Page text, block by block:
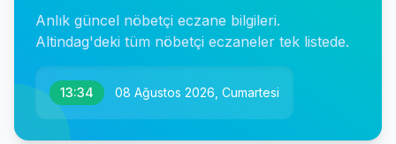
Anlık güncel nöbetçi eczane bilgileri.
Altindag'deki tüm nöbetçi eczaneler tek listede.
13:34 08 Ağustos 2026, Cumartesi